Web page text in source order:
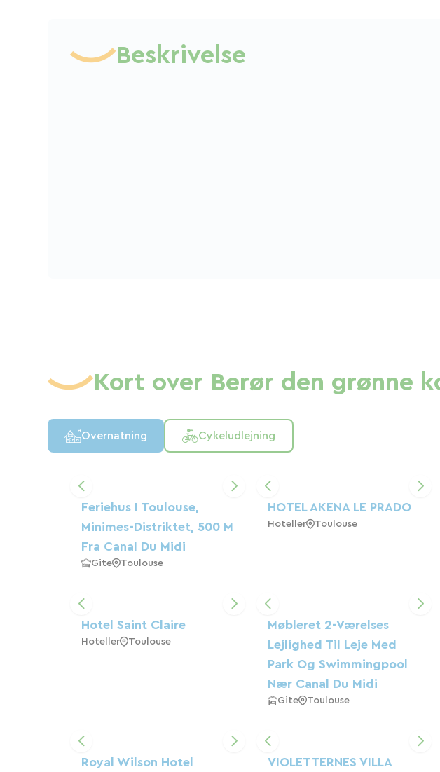
Beskrivelse
Kort over Berør den grønne
Overnatning Cykeludlejning
Feriehus I Toulouse,
Minimes-Distriktet, 500 M
Fra Canal Du Midi
Gite Toulouse
HOTEL AKENA LE PRADO
Hoteller Toulouse
Hotel Saint Claire
Hoteller Toulouse
Møbleret 2-Værelses
Lejlighed Til Leje Med
Park Og Swimmingpool
Nær Canal Du Midi
Gite Toulouse
Royal Wilson Hotel VIOLETTERNES VILLA